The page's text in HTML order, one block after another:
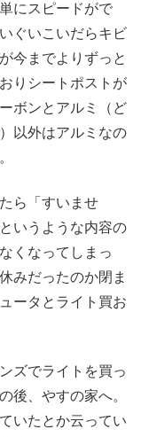
にスピードがで
ぐいこいだらキビ
今までよりずっと
りシートポストが
ボンとアルミ（ど
以外はアルミなの
ら「すいませ
いうような内容の
くなってしまっ
みだったのか閉ま
ータとライト買お
ズでライトを買っ
後、やすの家へ。
いたとか云ってい